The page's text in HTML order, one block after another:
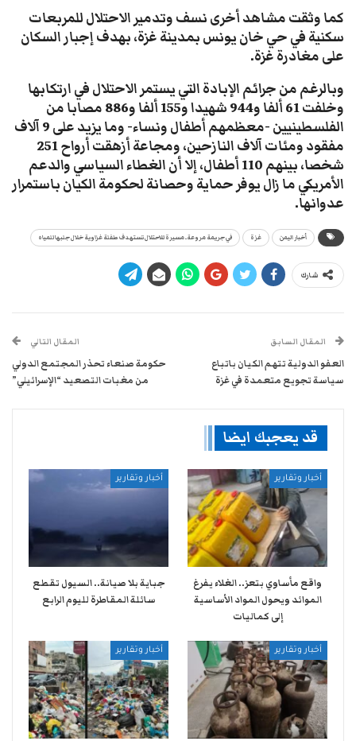
كما وثقت مشاهد أخرى نسف وتدمير الاحتلال للمربعات
سكنية في حي خان يونس بمدينة غزة، بهدف إجبار السكان
على مغادرة غزة.
وبالرغم من جرائم الإبادة التي يستمر الاحتلال في ارتكابها
وخلفت 61 ألفا و944 شهيدا و155 ألفا و886 مصابا من
الفلسطينيين -معظمهم أطفال ونساء- وما يزيد على 9 آلاف
مفقود ومئات آلاف النازحين، ومجاعة أزهقت أرواح 251
شخصا، بينهم 110 أطفال، إلا أن الغطاء السياسي والدعم
الأمريكي ما زال يوفر حماية وحصانة لحكومة الكيان باستمرار
عدوانها.
أخبار اليمن غزة في جريمة مروعة.. مسيرة للاحتلال تستهدف طفلة غزاوية خلال جلبها للمياه
شارك
المقال السابق
العفو الدولية تتهم الكيان باتباع
سياسة تجويع متعمدة في غزة
المقال التالي
حكومة صنعاء تحذر المجتمع الدولي
من مغبات التصعيد “الإسرائيلي”
قد يعجبك ايضا
أخبار وتقارير
واقع مأساوي بتعز.. الغلاء يفرغ
الموائد ويحول المواد الأساسية
إلى كماليات
أخبار وتقارير
جباية بلا صيانة.. السيول تقطع
سائلة المقاطرة لليوم الرابع
أخبار وتقارير أخبار وتقارير